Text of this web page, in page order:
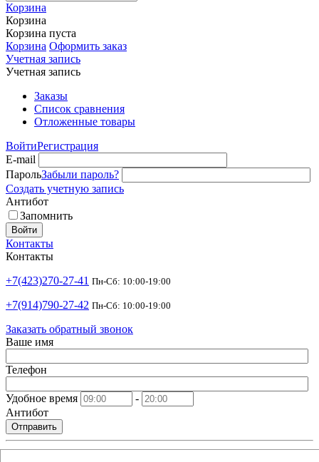
Корзина
Корзина
Корзина пуста
Корзина Оформить заказ
Учетная запись
Учетная запись
Заказы
Список сравнения
Отложенные товары
ВойтиРегистрация
E-mail
ПарольЗабыли пароль?
Создать учетную запись
Антибот
Запомнить
Войти
Контакты
Контакты
+7(423)270-27-41 Пн-Сб: 10:00-19:00
+7(914)790-27-42 Пн-Сб: 10:00-19:00
Заказать обратный звонок
Ваше имя
Телефон
Удобное время
-
Антибот
Отправить